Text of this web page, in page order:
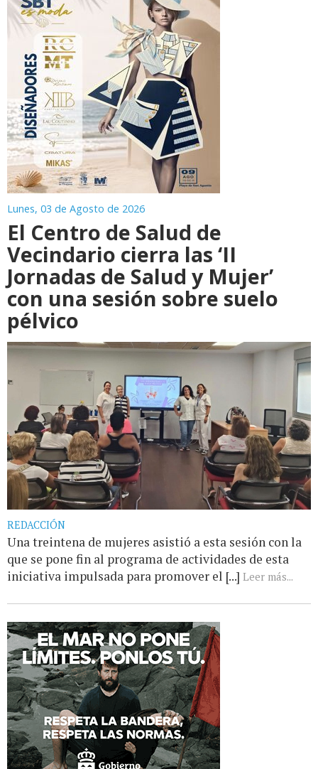
Lunes, 03 de Agosto de 2026
El Centro de Salud de
Vecindario cierra las ‘II
Jornadas de Salud y Mujer’
con una sesión sobre suelo
pélvico
REDACCIÓN
Una treintena de mujeres asistió a esta sesión con la
que se pone fin al programa de actividades de esta
iniciativa impulsada para promover el [...] Leer más...